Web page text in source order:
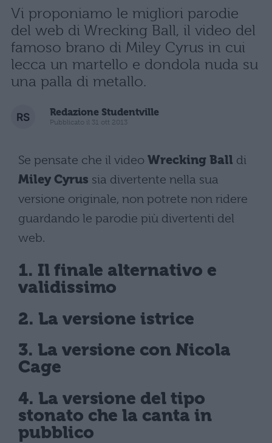
Vi proponiamo le migliori parodie
del web di Wrecking Ball, il video del
famoso brano di Miley Cyrus in cui
lecca un martello e dondola nuda su
una palla di metallo.
Redazione Studentville
Pubblicato il 31 ott 2013
Se pensate che il video Wrecking Ball di
Miley Cyrus sia divertente nella sua
versione originale, non potrete non ridere
guardando le parodie più divertenti del
web.
1. Il finale alternativo e
validissimo
2. La versione istrice
3. La versione con Nicola
Cage
4. La versione del tipo
stonato che la canta in
pubblico